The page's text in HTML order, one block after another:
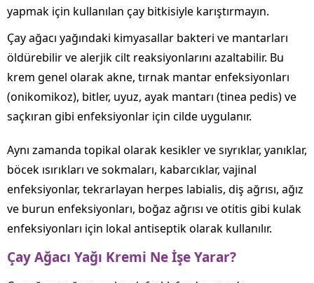
yapmak için kullanılan çay bitkisiyle karıştırmayın.
Çay ağacı yağındaki kimyasallar bakteri ve mantarları
öldürebilir ve alerjik cilt reaksiyonlarını azaltabilir. Bu
krem genel olarak akne, tırnak mantar enfeksiyonları
(onikomikoz), bitler, uyuz, ayak mantarı (tinea pedis) ve
saçkıran gibi enfeksiyonlar için cilde uygulanır.
Aynı zamanda topikal olarak kesikler ve sıyrıklar, yanıklar,
böcek ısırıkları ve sokmaları, kabarcıklar, vajinal
enfeksiyonlar, tekrarlayan herpes labialis, diş ağrısı, ağız
ve burun enfeksiyonları, boğaz ağrısı ve otitis gibi kulak
enfeksiyonları için lokal antiseptik olarak kullanılır.
Çay Ağacı Yağı Kremi Ne İşe Yarar?